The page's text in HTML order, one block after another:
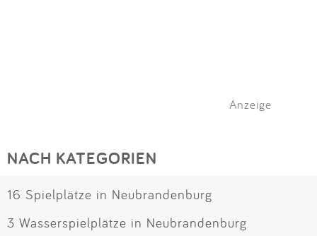
Anzeige
NACH KATEGORIEN
16 Spielplätze in Neubrandenburg
3 Wasserspielplätze in Neubrandenburg